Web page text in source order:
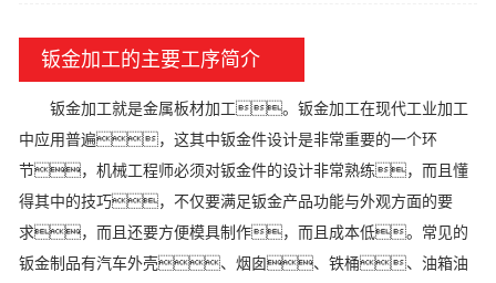
钣金加工的主要工序简介
钣金加工就是金属板材加工。钣金加工在现代工业加工
中应用普遍，这其中钣金件设计是非常重要的一个环
节，机械工程师必须对钣金件的设计非常熟练，而且懂
得其中的技巧，不仅要满足钣金产品功能与外观方面的要
求，而且还要方便模具制作，而且成本低。常见的
钣金制品有汽车外壳、烟囱、铁桶、油箱油